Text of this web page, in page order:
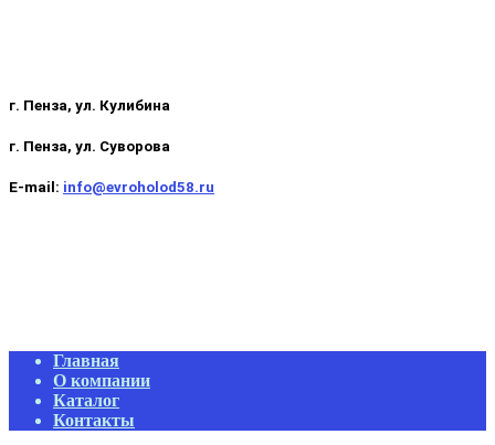
г. Пенза, ул. Кулибина
г. Пенза, ул. Суворова
E-mail: info@evroholod58.ru
Primary
Navigation
Menu
Главная
О компании
Каталог
Контакты